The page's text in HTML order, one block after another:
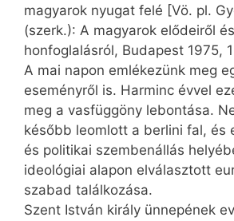
magyarok nyugat felé [Vö. pl.
(szerk.): A magyarok elődeiről
honfoglalásról, Budapest 1975,
A mai napon emlékezünk meg
eseményről is. Harminc évvel
meg a vasfüggöny lebontása.
később leomlott a berlini fal, és
és politikai szembenállás
ideológiai alapon elválasztott
szabad találkozása.
Szent István király ünnepének